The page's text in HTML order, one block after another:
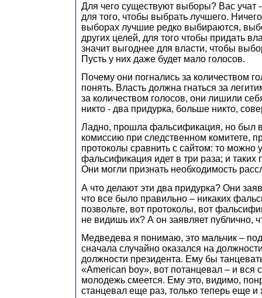
Для чего существуют выборы? Вас учат
для того, чтобы выбрать лучшего.
выборах лучшие редко выбираются,
других целей, для того чтобы придать
значит выгоднее для власти, чтобы
Пусть у них даже будет мало голосов.
Почему они погнались за количеством
понять. Власть должна гнаться за
за количеством голосов, они лишили
никто - два придурка, больше никто,
Ладно, прошла фальсификация, но был
комиссию при следственном комитете,
протоколы сравнить с сайтом: то можно
фальсификация идет в три раза; и таких
Они могли признать необходимость
А что делают эти два придурка? Они
что все было правильно – никаких
позвольте, вот протоколы, вот
не видишь их? А он заявляет публично,
Медведева я понимаю, это мальчик –
сначала случайно оказался на
должности президента. Ему бы
«American boy», вот потанцевал – и вся
молодежь смеется. Ему это, видимо,
станцевал еще раз, только теперь еще